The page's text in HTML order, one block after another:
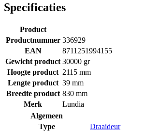
Specificaties
Product
Productnummer 336929
EAN
8711251994155
Gewicht product 30000 gr
Hoogte product 2115 mm
Lengte product 39 mm
Breedte product 830 mm
Merk
Lundia
Algemeen
Type
Draaideur